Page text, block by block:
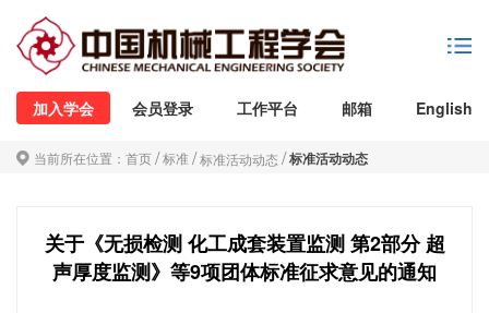
加入学会 会员登录 工作平台 邮箱 English
当前所在位置： 首页/标准/标准活动动态 /标准活动动态
关于《无损检测 化工成套装置监测 第2部分 超
声厚度监测》等9项团体标准征求意见的通知